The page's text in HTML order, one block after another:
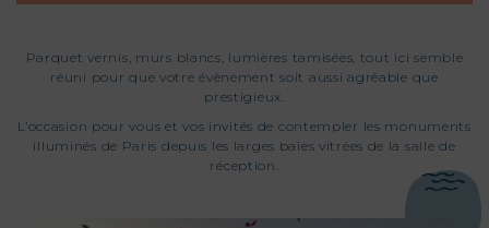
Parquet vernis, murs blancs, lumières tamisées, tout ici semble
réuni pour que votre évènement soit aussi agréable que
prestigieux.
L’occasion pour vous et vos invités de contempler les monuments
illuminés de Paris depuis les larges baies vitrées de la salle de
réception.